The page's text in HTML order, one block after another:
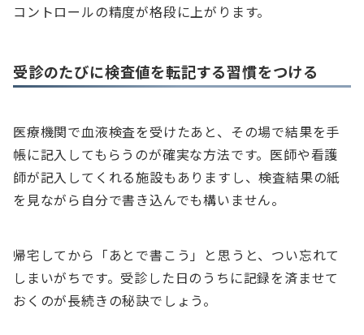
コントロールの精度が格段に上がります。
受診のたびに検査値を転記する習慣をつける
医療機関で血液検査を受けたあと、その場で結果を手
帳に記入してもらうのが確実な方法です。医師や看護
師が記入してくれる施設もありますし、検査結果の紙
を見ながら自分で書き込んでも構いません。
帰宅してから「あとで書こう」と思うと、つい忘れて
しまいがちです。受診した日のうちに記録を済ませて
おくのが長続きの秘訣でしょう。